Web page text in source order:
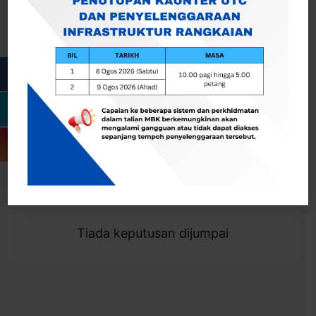
Togol Penapis
Showing 0 result
Tiada keputusan dijumpai